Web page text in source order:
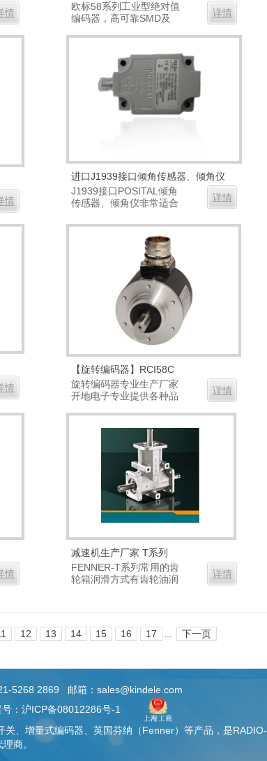
情
欧标58系列工业型绝对值
编码器，高可靠SMD及
详情
情
进口J1939接口倾角传感器、倾角仪
J1939接口POSITAL倾角
传感器、倾角仪非常适合
详情
情
【旋转编码器】RCI58C
旋转编码器专业生产厂家
开地电子专业提供各种品
详情
情
减速机生产厂家 T系列
FENNER-T系列常用的齿
轮箱润滑方式有齿轮油润
详情
12 13 14 15 16 17 下一页
5268 2869 邮箱：sales@kindele.com
： 沪ICP备08012286号-1
关、 增量式编码器 、英国芬纳（Fenner）等产品，是RADIO-
商。